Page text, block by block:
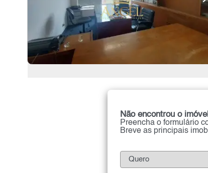
Não encontrou o
Preencha o formulário
Breve as principais